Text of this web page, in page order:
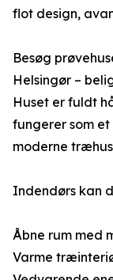
flot design,
Besøg
Helsingør –
Huset er fuldt
fungerer som
moderne
Indendørs kan
Åbne rum med
Varme